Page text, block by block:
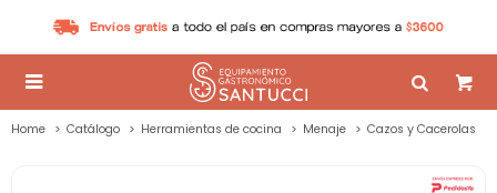

Home Catálogo Herramientas de cocina Menaje Cazos y Cacerolas